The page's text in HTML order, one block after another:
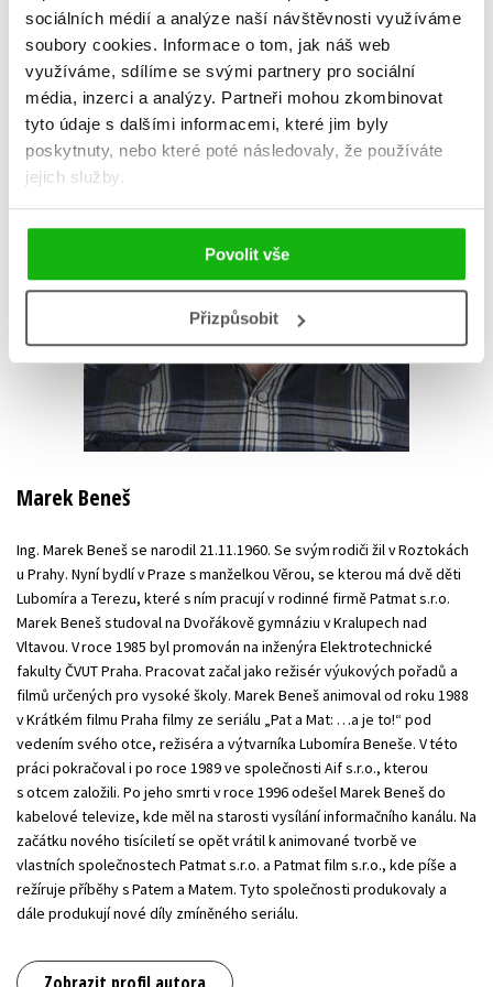
sociálních médií a analýze naší návštěvnosti využíváme
soubory cookies. Informace o tom, jak náš web
využíváme, sdílíme se svými partnery pro sociální
média, inzerci a analýzy. Partneři mohou zkombinovat
tyto údaje s dalšími informacemi, které jim byly
poskytnuty, nebo které poté následovaly, že používáte
jejich služby.
Povolit vše
Přizpůsobit
Marek Beneš
Ing. Marek Beneš se narodil 21.11.1960. Se svým rodiči žil v Roztokách
u Prahy. Nyní bydlí v Praze s manželkou Věrou, se kterou má dvě děti
Lubomíra a Terezu, které s ním pracují v rodinné firmě Patmat s.r.o.
Marek Beneš studoval na Dvořákově gymnáziu v Kralupech nad
Vltavou. V roce 1985 byl promován na inženýra Elektrotechnické
fakulty ČVUT Praha. Pracovat začal jako režisér výukových pořadů a
filmů určených pro vysoké školy. Marek Beneš animoval od roku 1988
v Krátkém filmu Praha filmy ze seriálu „Pat a Mat: …a je to!“ pod
vedením svého otce, režiséra a výtvarníka Lubomíra Beneše. V této
práci pokračoval i po roce 1989 ve společnosti Aif s.r.o., kterou
s otcem založili. Po jeho smrti v roce 1996 odešel Marek Beneš do
kabelové televize, kde měl na starosti vysílání informačního kanálu. Na
začátku nového tisíciletí se opět vrátil k animované tvorbě ve
vlastních společnostech Patmat s.r.o. a Patmat film s.r.o., kde píše a
režíruje příběhy s Patem a Matem. Tyto společnosti produkovaly a
dále produkují nové díly zmíněného seriálu.